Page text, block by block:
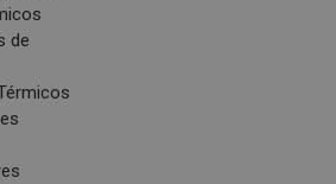
de